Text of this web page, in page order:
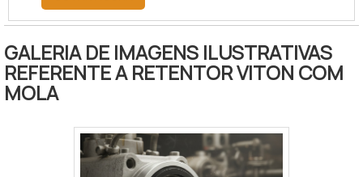
em borracha nitrílica (NBR), Viton
(FKM), silicone, PTFE ou grafite,
suportam temperaturas de -40°C a
+200°C, conforme o material.
Oferecem opções de vedação
e diâmetros de 10 a 200 mm.
Aplicados em setores automotivo,
agrícola, naval, ferroviário e
GALERIA DE IMAGENS ILUSTRATIVAS
REFERENTE A RETENTOR VITON COM
MOLA